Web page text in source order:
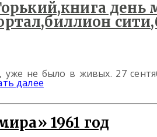
уже не было в живых. 27
далее
1961 год